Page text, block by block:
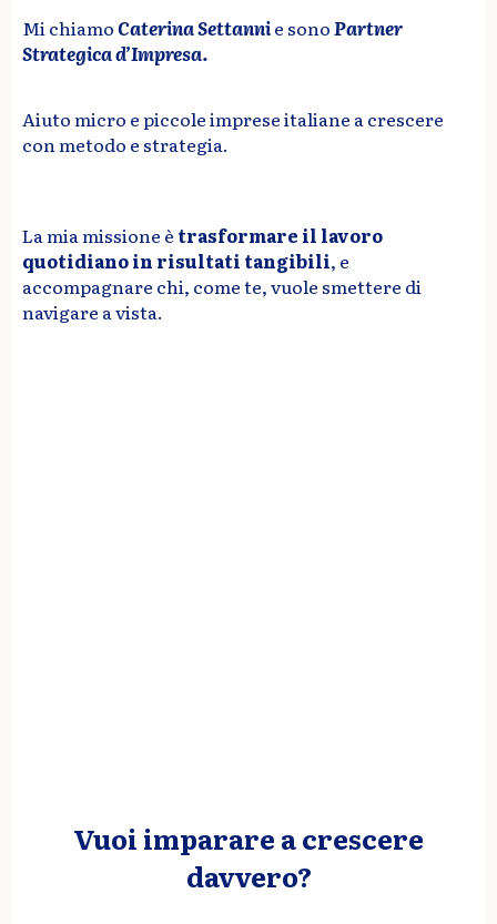
Mi chiamoCaterina Settannie sonoPartner
Strategica d’Impresa.
Aiuto micro e piccole imprese italiane a crescere
con metodo e strategia.
La mia missione è trasformare il lavoro
quotidiano in risultati tangibili, e
accompagnare chi, come te, vuole smettere di
navigare a vista.
Vuoi imparare a crescere
davvero?